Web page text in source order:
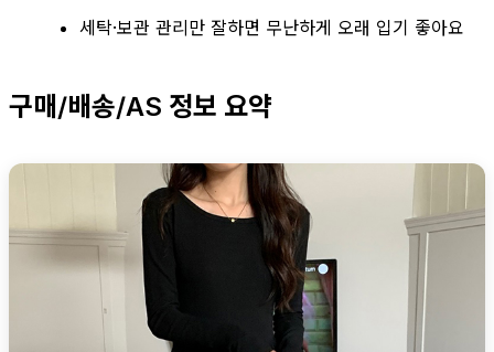
세탁·보관 관리만 잘하면 무난하게 오래 입기 좋아요
구매/배송/AS 정보 요약